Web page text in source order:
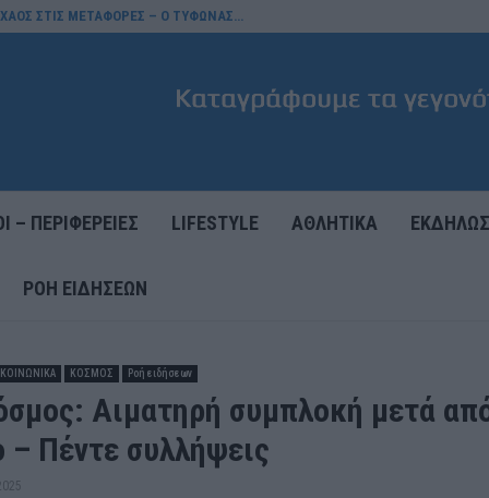
ΧΑΟΣ ΣΤΙΣ ΜΕΤΑΦΟΡΕΣ – Ο ΤΥΦΩΝΑΣ…
– ΠΕΡΙΦΕΡΕΙΕΣ LIFESTYLE ΑΘΛΗΤΙΚΑ
ΡΟΉ ΕΙΔΉΣΕΩΝ
ΚΟΙΝΩΝΙΚΑ ΚΟΣΜΟΣ Ροή ειδήσεων
Αιματηρή συμπλοκή μετά
– Πέντε συλλήψεις